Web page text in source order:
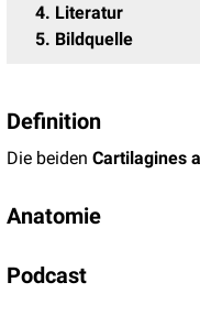
4 Literatur
5 Bildquelle
Definition
Die beiden Cartilagines
Anatomie
Fovea triangularis
Podcast